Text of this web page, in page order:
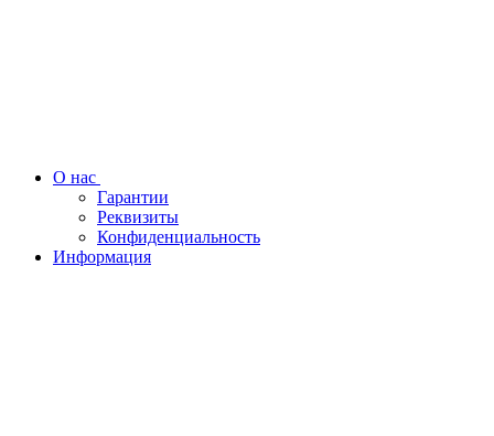
О нас
Гарантии
Реквизиты
Конфиденциальность
Информация